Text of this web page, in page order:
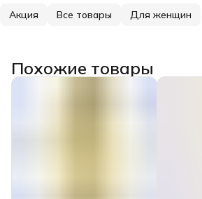
Акция Все товары Для женщин
Похожие товары